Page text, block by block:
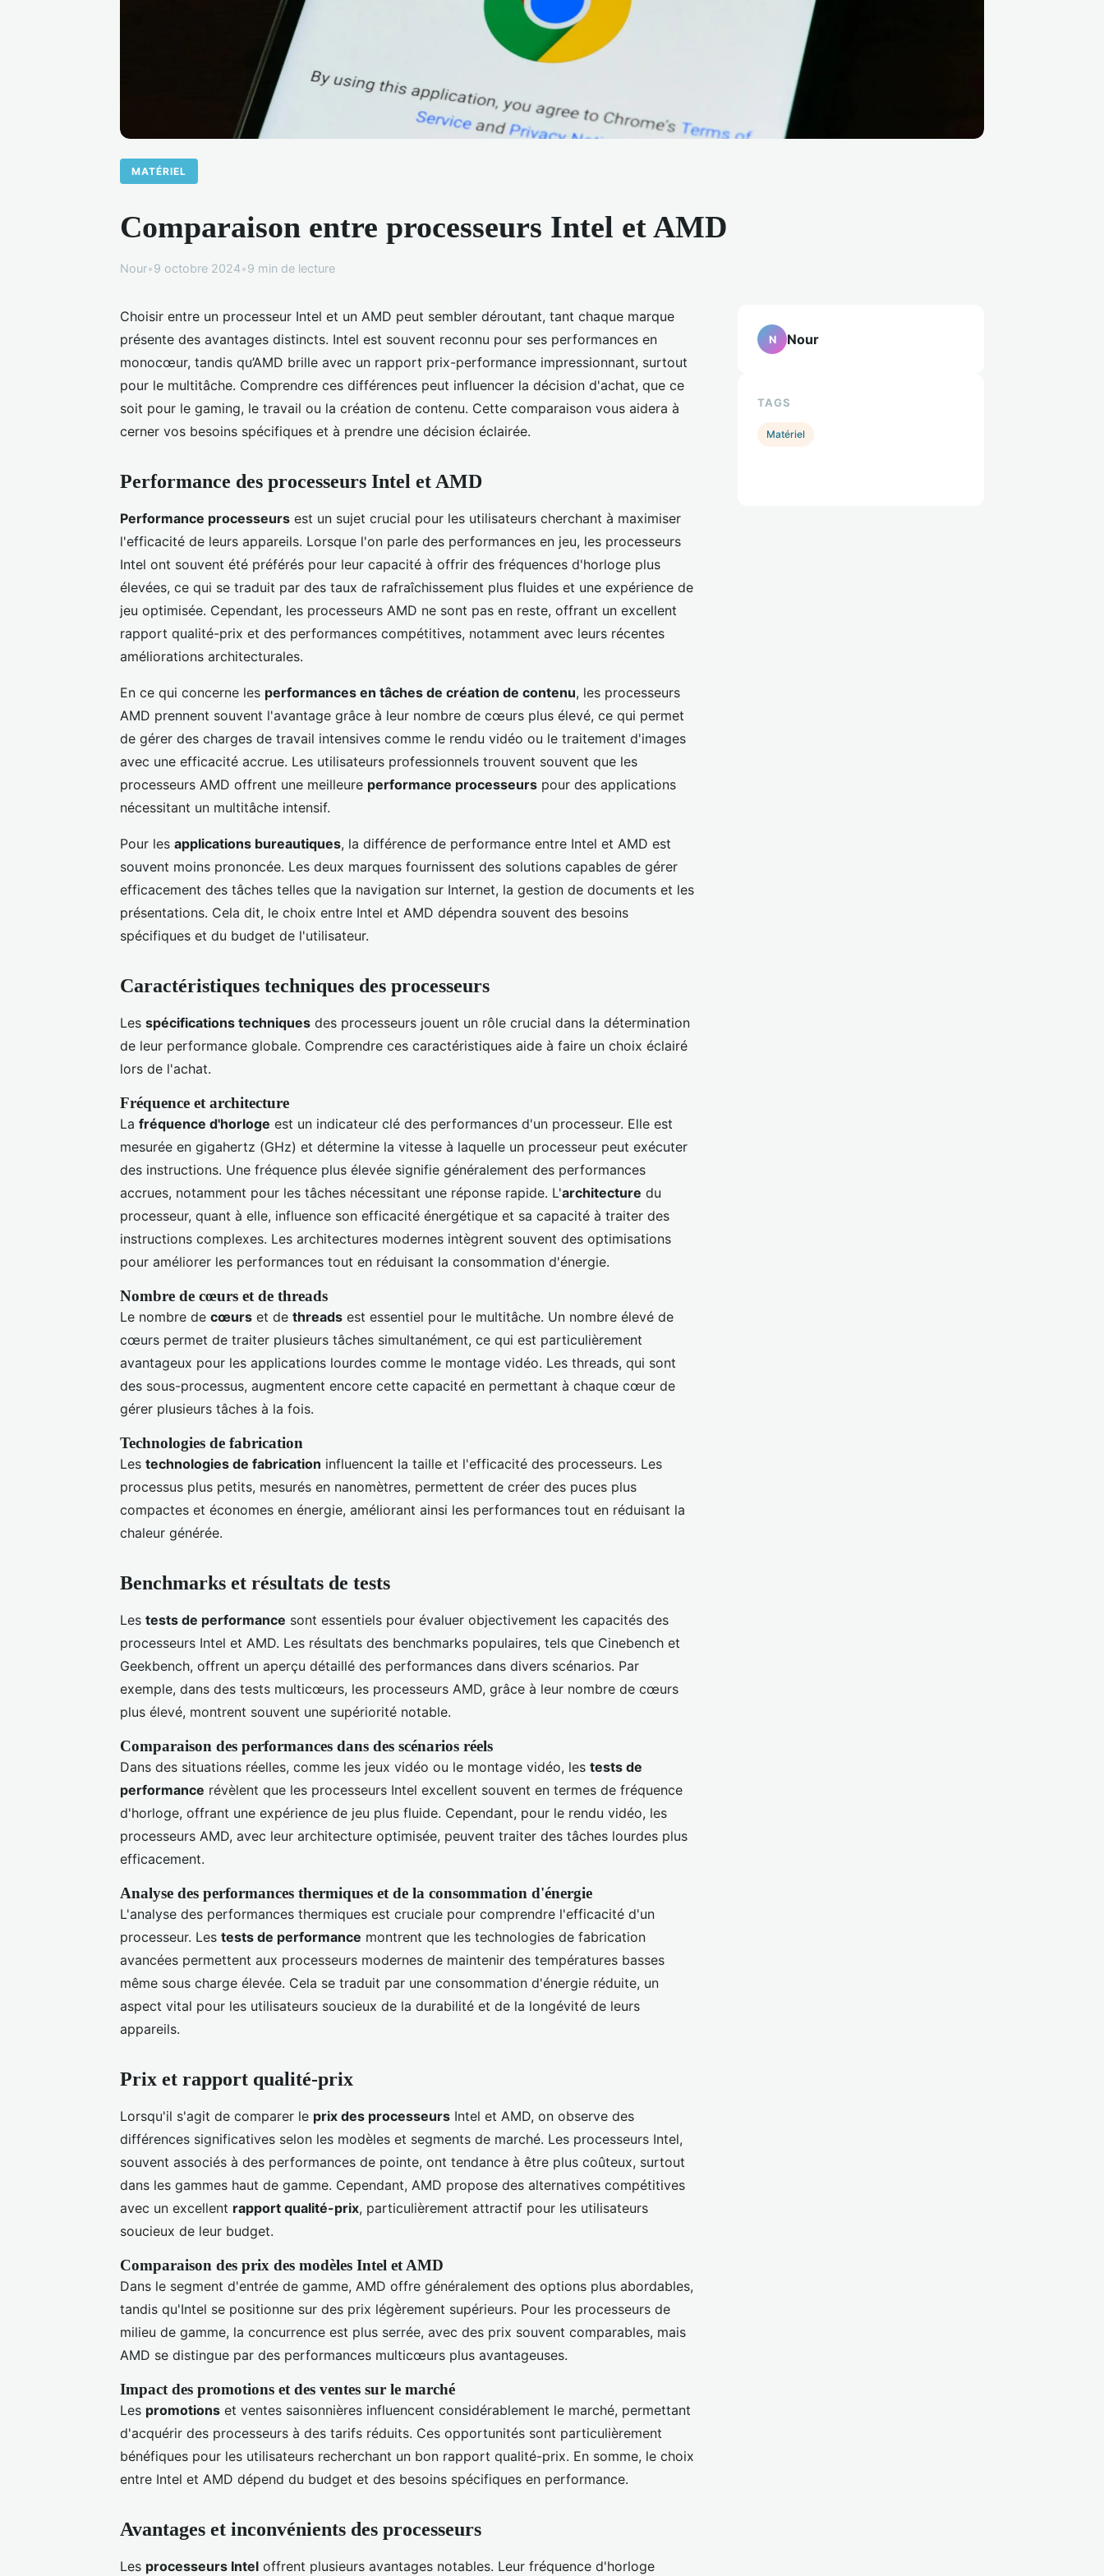
MATÉRIEL
Comparaison entre processeurs Intel et AMD
Nour•9 octobre 2024•9 min de lecture
Choisir entre un processeur Intel et un AMD peut sembler déroutant, tant chaque marque
présente des avantages distincts. Intel est souvent reconnu pour ses performances en
monocœur, tandis qu’AMD brille avec un rapport prix-performance impressionnant, surtout
pour le multitâche. Comprendre ces différences peut influencer la décision d'achat, que ce
soit pour le gaming, le travail ou la création de contenu. Cette comparaison vous aidera à
cerner vos besoins spécifiques et à prendre une décision éclairée.
Performance des processeurs Intel et AMD
Performance processeurs est un sujet crucial pour les utilisateurs cherchant à maximiser
l'efficacité de leurs appareils. Lorsque l'on parle des performances en jeu, les processeurs
Intel ont souvent été préférés pour leur capacité à offrir des fréquences d'horloge plus
élevées, ce qui se traduit par des taux de rafraîchissement plus fluides et une expérience de
jeu optimisée. Cependant, les processeurs AMD ne sont pas en reste, offrant un excellent
rapport qualité-prix et des performances compétitives, notamment avec leurs récentes
améliorations architecturales.
En ce qui concerne les performances en tâches de création de contenu, les processeurs
AMD prennent souvent l'avantage grâce à leur nombre de cœurs plus élevé, ce qui permet
de gérer des charges de travail intensives comme le rendu vidéo ou le traitement d'images
avec une efficacité accrue. Les utilisateurs professionnels trouvent souvent que les
processeurs AMD offrent une meilleure performance processeurs pour des applications
nécessitant un multitâche intensif.
Pour les applications bureautiques, la différence de performance entre Intel et AMD est
souvent moins prononcée. Les deux marques fournissent des solutions capables de gérer
efficacement des tâches telles que la navigation sur Internet, la gestion de documents et les
présentations. Cela dit, le choix entre Intel et AMD dépendra souvent des besoins
spécifiques et du budget de l'utilisateur.
Caractéristiques techniques des processeurs
Les spécifications techniques des processeurs jouent un rôle crucial dans la détermination
de leur performance globale. Comprendre ces caractéristiques aide à faire un choix éclairé
lors de l'achat.
Fréquence et architecture
La fréquence d'horloge est un indicateur clé des performances d'un processeur. Elle est
mesurée en gigahertz (GHz) et détermine la vitesse à laquelle un processeur peut exécuter
des instructions. Une fréquence plus élevée signifie généralement des performances
accrues, notamment pour les tâches nécessitant une réponse rapide. L'architecture du
processeur, quant à elle, influence son efficacité énergétique et sa capacité à traiter des
instructions complexes. Les architectures modernes intègrent souvent des optimisations
pour améliorer les performances tout en réduisant la consommation d'énergie.
Nombre de cœurs et de threads
Le nombre de cœurs et de threads est essentiel pour le multitâche. Un nombre élevé de
cœurs permet de traiter plusieurs tâches simultanément, ce qui est particulièrement
avantageux pour les applications lourdes comme le montage vidéo. Les threads, qui sont
des sous-processus, augmentent encore cette capacité en permettant à chaque cœur de
gérer plusieurs tâches à la fois.
Technologies de fabrication
Les technologies de fabrication influencent la taille et l'efficacité des processeurs. Les
processus plus petits, mesurés en nanomètres, permettent de créer des puces plus
compactes et économes en énergie, améliorant ainsi les performances tout en réduisant la
chaleur générée.
Benchmarks et résultats de tests
Les tests de performance sont essentiels pour évaluer objectivement les capacités des
processeurs Intel et AMD. Les résultats des benchmarks populaires, tels que Cinebench et
Geekbench, offrent un aperçu détaillé des performances dans divers scénarios. Par
exemple, dans des tests multicœurs, les processeurs AMD, grâce à leur nombre de cœurs
plus élevé, montrent souvent une supériorité notable.
Comparaison des performances dans des scénarios réels
Dans des situations réelles, comme les jeux vidéo ou le montage vidéo, les tests de
performance révèlent que les processeurs Intel excellent souvent en termes de fréquence
d'horloge, offrant une expérience de jeu plus fluide. Cependant, pour le rendu vidéo, les
processeurs AMD, avec leur architecture optimisée, peuvent traiter des tâches lourdes plus
efficacement.
Analyse des performances thermiques et de la consommation d'énergie
L'analyse des performances thermiques est cruciale pour comprendre l'efficacité d'un
processeur. Les tests de performance montrent que les technologies de fabrication
avancées permettent aux processeurs modernes de maintenir des températures basses
même sous charge élevée. Cela se traduit par une consommation d'énergie réduite, un
aspect vital pour les utilisateurs soucieux de la durabilité et de la longévité de leurs
appareils.
Prix et rapport qualité-prix
Lorsqu'il s'agit de comparer le prix des processeurs Intel et AMD, on observe des
différences significatives selon les modèles et segments de marché. Les processeurs Intel,
souvent associés à des performances de pointe, ont tendance à être plus coûteux, surtout
dans les gammes haut de gamme. Cependant, AMD propose des alternatives compétitives
avec un excellent rapport qualité-prix, particulièrement attractif pour les utilisateurs
soucieux de leur budget.
Comparaison des prix des modèles Intel et AMD
Dans le segment d'entrée de gamme, AMD offre généralement des options plus abordables,
tandis qu'Intel se positionne sur des prix légèrement supérieurs. Pour les processeurs de
milieu de gamme, la concurrence est plus serrée, avec des prix souvent comparables, mais
AMD se distingue par des performances multicœurs plus avantageuses.
Impact des promotions et des ventes sur le marché
Les promotions et ventes saisonnières influencent considérablement le marché, permettant
d'acquérir des processeurs à des tarifs réduits. Ces opportunités sont particulièrement
bénéfiques pour les utilisateurs recherchant un bon rapport qualité-prix. En somme, le choix
entre Intel et AMD dépend du budget et des besoins spécifiques en performance.
Avantages et inconvénients des processeurs
Les processeurs Intel offrent plusieurs avantages notables. Leur fréquence d'horloge
N Nour
TAGS
Matériel